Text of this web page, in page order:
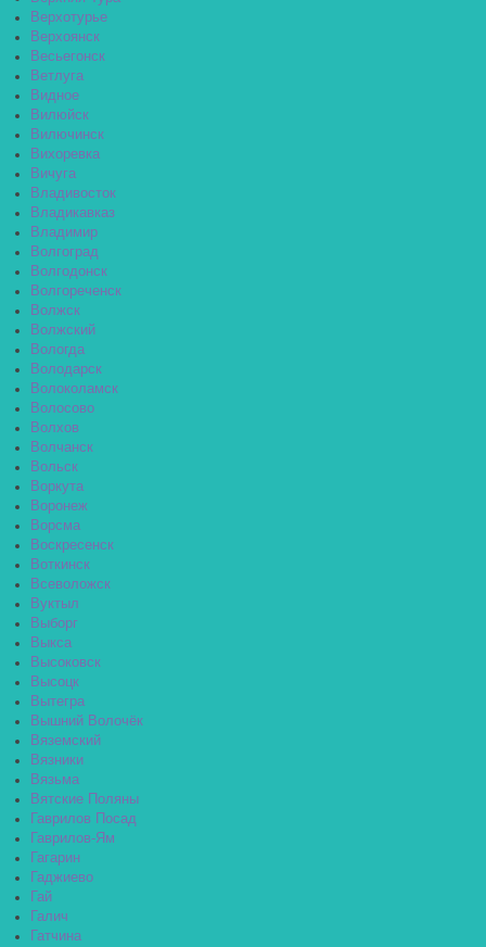
Верхотурье
Верхоянск
Весьегонск
Ветлуга
Видное
Вилюйск
Вилючинск
Вихоревка
Вичуга
Владивосток
Владикавказ
Владимир
Волгоград
Волгодонск
Волгореченск
Волжск
Волжский
Вологда
Володарск
Волоколамск
Волосово
Волхов
Волчанск
Вольск
Воркута
Воронеж
Ворсма
Воскресенск
Воткинск
Всеволожск
Вуктыл
Выборг
Выкса
Высоковск
Высоцк
Вытегра
Вышний Волочёк
Вяземский
Вязники
Вязьма
Вятские Поляны
Гаврилов Посад
Гаврилов-Ям
Гагарин
Гаджиево
Гай
Галич
Гатчина